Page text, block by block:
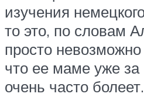
изучения
то это, по словам
просто
что ее маме уже за
очень часто болеет.